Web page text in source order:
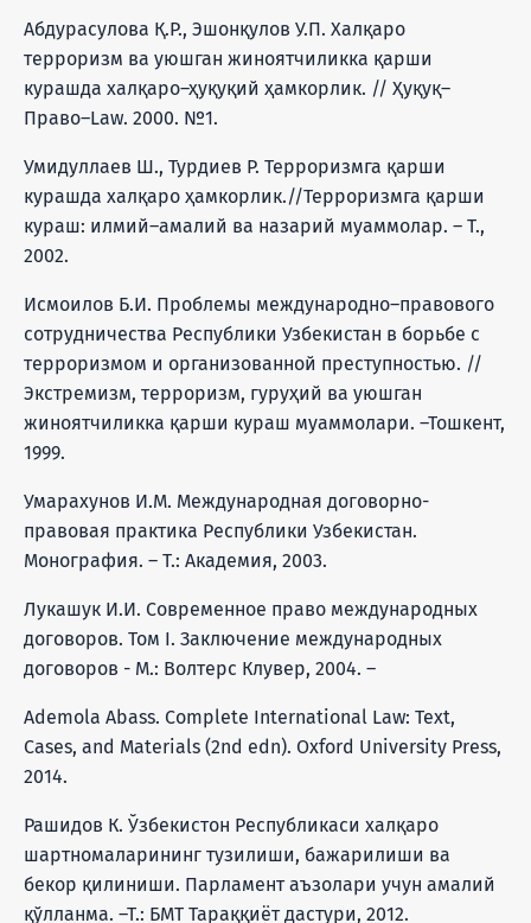
Абдурасулова Қ.Р., Эшонқулов У.П. Халқаро
терроризм ва уюшган жиноятчиликка қарши
курашда халқаро–ҳуқуқий ҳамкорлик. // Ҳуқуқ–
Право–Law. 2000. №1.
Умидуллаев Ш., Турдиев Р. Терроризмга қарши
курашда халқаро ҳамкорлик.//Терроризмга қарши
кураш: илмий–амалий ва назарий муаммолар. – Т.,
2002.
Исмоилов Б.И. Проблемы международно–правового
сотрудничества Республики Узбекистан в борьбе с
терроризмом и организованной преступностью. //
Экстремизм, терроризм, гуруҳий ва уюшган
жиноятчиликка қарши кураш муаммолари. –Тошкент,
1999.
Умарахунов И.М. Международная договорно-
правовая практика Республики Узбекистан.
Монография. – Т.: Академия, 2003.
Лукашук И.И. Современное право международных
договоров. Том I. Заключение международных
договоров - М.: Волтерс Клувер, 2004. –
Ademola Abass. Complete International Law: Text,
Cases, and Materials (2nd edn). Oxford University Press,
2014.
Рашидов К. Ўзбекистон Республикаси халқаро
шартномаларининг тузилиши, бажарилиши ва
бекор қилиниши. Парламент аъзолари учун амалий
қўлланма. –Т.: БМТ Тараққиёт дастури, 2012.